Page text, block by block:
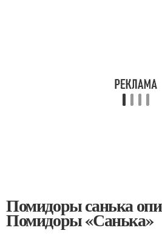
Помидоры санька
Помидоры «Санька»